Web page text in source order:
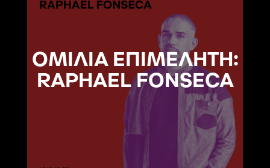
ΟΜΙΛΙΑ ΕΠΙΜΕΛΗΤΗ:
RAPHAEL FONSECA